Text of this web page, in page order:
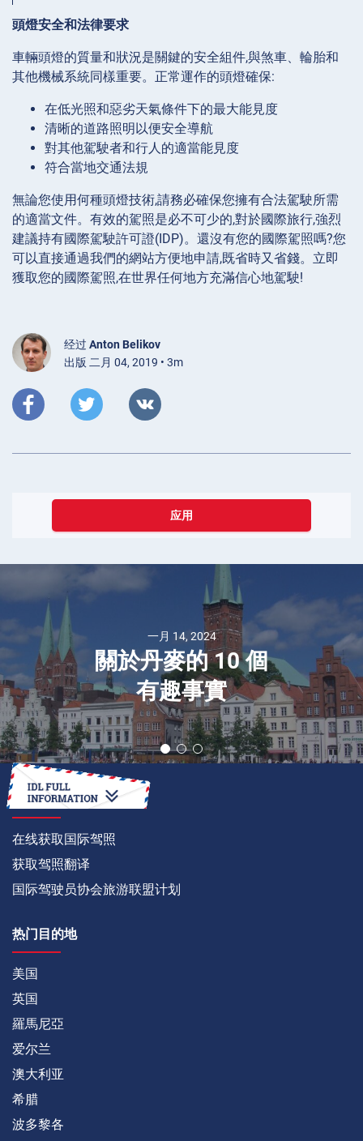
頭燈安全和法律要求
車輛頭燈的質量和狀況是關鍵的安全組件,與煞車、輪胎和
其他機械系統同樣重要。正常運作的頭燈確保:
在低光照和惡劣天氣條件下的最大能見度
清晰的道路照明以便安全導航
對其他駕駛者和行人的適當能見度
符合當地交通法規
無論您使用何種頭燈技術,請務必確保您擁有合法駕駛所需
的適當文件。有效的駕照是必不可少的,對於國際旅行,強烈
建議持有國際駕駛許可證(IDP)。還沒有您的國際駕照嗎?您
可以直接通過我們的網站方便地申請,既省時又省錢。立即
獲取您的國際駕照,在世界任何地方充滿信心地駕駛!
经过 Anton Belikov
出版 二月 04, 2019 • 3m
应用
一月 14, 2024
關於丹麥的 10 個
有趣事實
如何
在线获取国际驾照
获取驾照翻译
国际驾驶员协会旅游联盟计划
热门目的地
美国
英国
羅馬尼亞
爱尔兰
澳大利亚
希腊
波多黎各